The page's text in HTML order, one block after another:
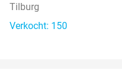
Tilburg
Verkocht: 150